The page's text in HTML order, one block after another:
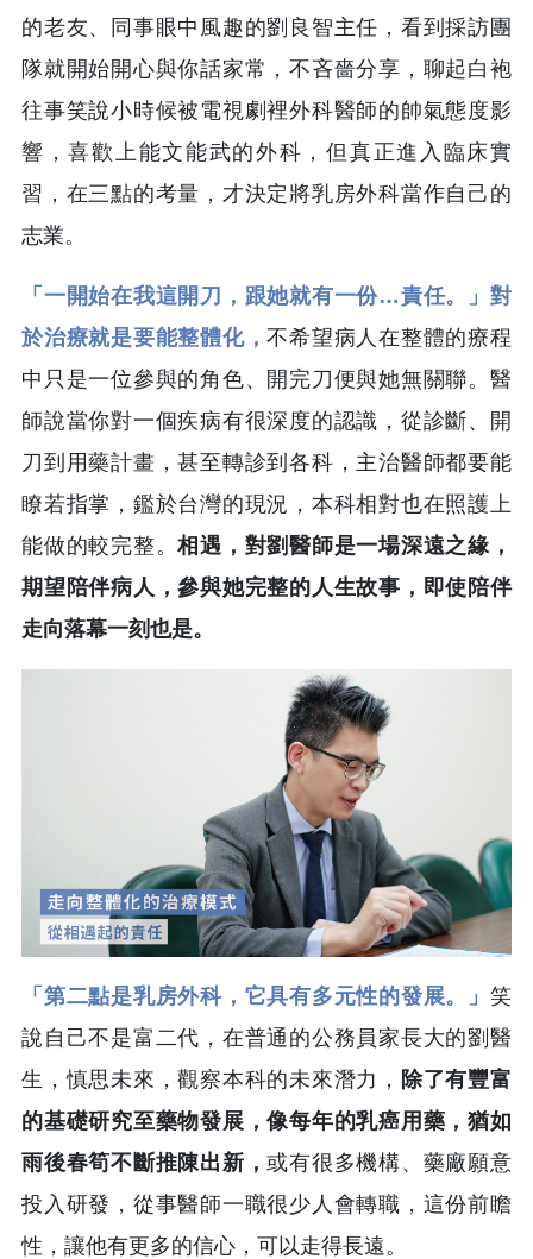
的老友、同事眼中風趣的劉良智主任，看到採訪團
隊就開始開心與你話家常，不吝嗇分享，聊起白袍
往事笑說小時候被電視劇裡外科醫師的帥氣態度影
響，喜歡上能文能武的外科，但真正進入臨床實
習，在三點的考量，才決定將乳房外科當作自己的
志業。
「一開始在我這開刀，跟她就有一份…責任。」對
於治療就是要能整體化，不希望病人在整體的療程
中只是一位參與的角色、開完刀便與她無關聯。醫
師說當你對一個疾病有很深度的認識，從診斷、開
刀到用藥計畫，甚至轉診到各科，主治醫師都要能
瞭若指掌，鑑於台灣的現況，本科相對也在照護上
能做的較完整。相遇，對劉醫師是一場深遠之緣，
期望陪伴病人，參與她完整的人生故事，即使陪伴
走向落幕一刻也是。
「第二點是乳房外科，它具有多元性的發展。」 笑
說自己不是富二代，在普通的公務員家長大的劉醫
生，慎思未來，觀察本科的未來潛力， 除了有豐富
的基礎研究至藥物發展，像每年的乳癌用藥，猶如
雨後春筍不斷推陳出新，或有很多機構、藥廠願意
投入研發，從事醫師一職很少人會轉職，這份前瞻
性，讓他有更多的信心，可以走得長遠。